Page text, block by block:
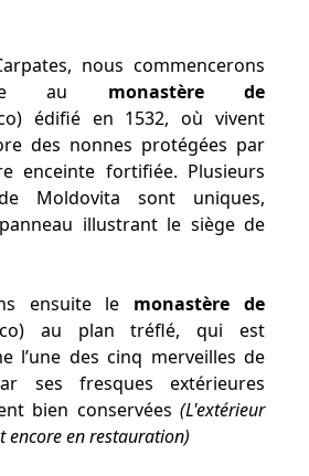
nous commencerons
au monastère de
édifié en 1532, où vivent
des nonnes protégées par
enceinte fortifiée. Plusieurs
Moldovita sont uniques,
illustrant le siège de
ensuite le monastère de
au plan tréflé, qui est
l’une des cinq merveilles de
ses fresques extérieures
bien conservées (L'extérieur
encore en restauration)